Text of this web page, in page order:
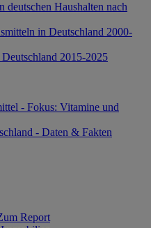
deutschen Haushalten nach
in Deutschland 2000-
2015-2025
- Fokus: Vitamine und
- Daten & Fakten
Report